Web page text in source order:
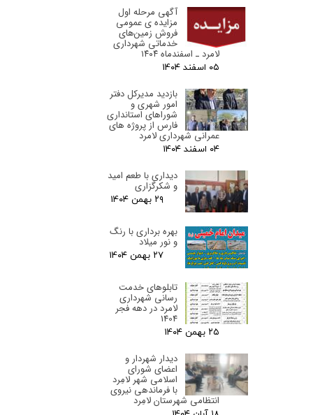
آگهی مرحله اول
مزایده ی عمومی
فروش زمین‌های
خدماتی شهرداری
لامرد ـ اسفندماه ۱۴۰۴
۰۵ اسفند ۰۴
بازدید مدیرکل دفتر
امور شهری و
شوراهای استانداری
فارس از پروژه های
عمرانی شهرداری لامرد
۰۴ اسفند ۰۴
دیداری با طعم امید
و شکرگزاری
۲۹ بهمن ۰۴
بهره برداری با رنگ
و نور میلاد
۲۷ بهمن ۰۴
تابلوهای خدمت
رسانی شهرداری
لامرد در دهه فجر
1404
۲۵ بهمن ۰۴
دیدار شهردار و
اعضای شورای
اسلامی شهر لامِرد
با فرماندهی نیروی
انتظامی شهرستان لامِرد